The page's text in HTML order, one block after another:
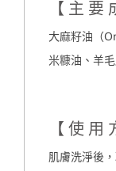
【主要
大麻籽油（
米糠油、羊
【使用
肌膚洗淨後